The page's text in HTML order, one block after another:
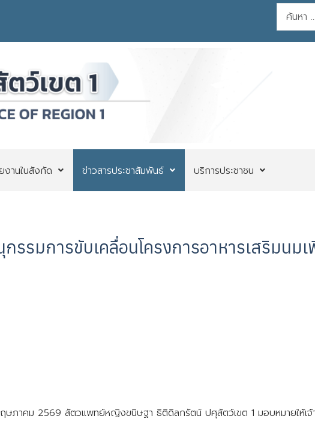
การค้นหา
งานในสังกัด ข่าวสารประชาสัมพันธ์ บริการประชาชน
รมการขับเคลื่อนโครงการอาหารเสริมนมเ
ภาคม 2569 สัตวแพทย์หญิงขนิษฐา ธิติดิลกรัตน์ ปศุสัตว์เขต 1 มอบหมายให้เจ้